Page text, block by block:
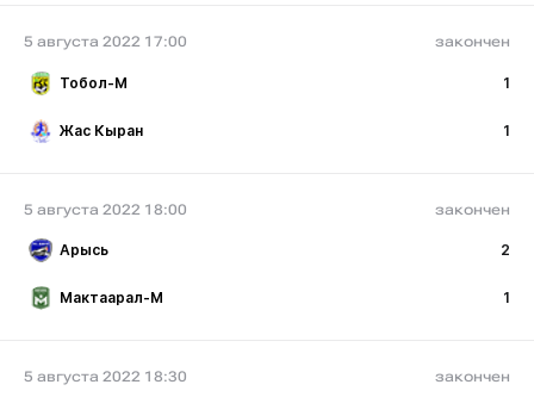
5 августа 2022 17:00 закончен
Тобол-М 1
Жас Кыран 1
5 августа 2022 18:00 закончен
Арысь 2
Мактаарал-М 1
5 августа 2022 18:30 закончен